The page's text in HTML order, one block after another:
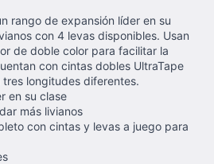
rango de expansión líder en su
con 4 levas disponibles. Usan
de doble color para facilitar la
con cintas dobles UltraTape
longitudes diferentes.
en su clase
más livianos
con cintas y levas a juego para